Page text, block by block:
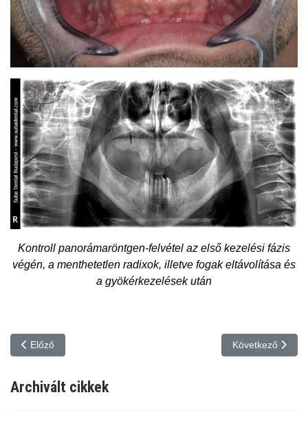
Kontroll panorámaröntgen-felvétel az első kezelési fázis
végén, a menthetetlen radixok, illetve fogak eltávolítása és
a gyökérkezelések után
Előző cikk: Gócos fog eltávolítása, sinus lift, csontpótlás,
Előző Következő cikk:
Következő
Archivált cikkek